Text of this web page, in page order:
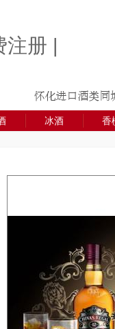
注册 |
冰酒 香